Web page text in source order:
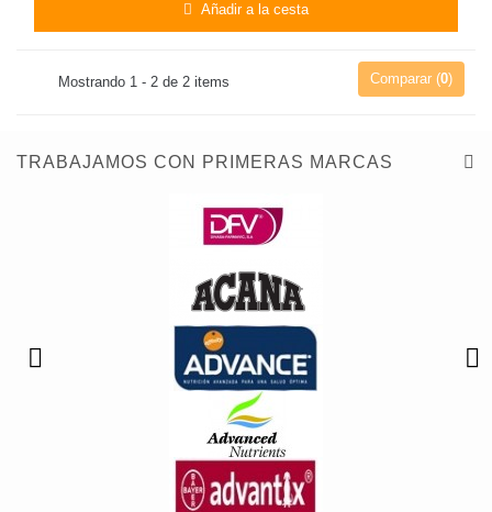
Añadir a la cesta
Mostrando 1 - 2 de 2 items Comparar (0)
TRABAJAMOS CON PRIMERAS MARCAS